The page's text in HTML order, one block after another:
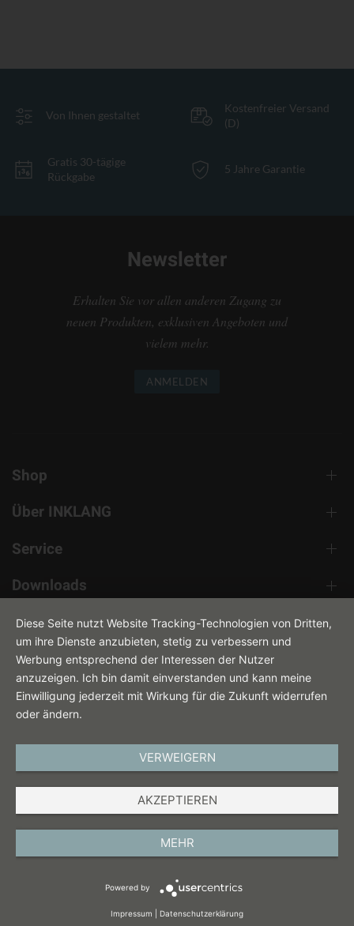
Von Ihnen gestaltet
Kostenfreier Versand
(D)
Gratis 30-tägige
Rückgabe
5 Jahre Garantie
Newsletter
Erhalten Sie vor allen anderen Zugang zu
neuen Produkten, exklusiven Angeboten und
vielem mehr.
ANMELDEN
Shop
Über INKLANG
Service
Downloads
Kontakt
Diese Seite nutzt Website Tracking-Technologien von Dritten,
um ihre Dienste anzubieten, stetig zu verbessern und
Werbung entsprechend der Interessen der Nutzer
anzuzeigen. Ich bin damit einverstanden und kann meine
Einwilligung jederzeit mit Wirkung für die Zukunft widerrufen
oder ändern.
VERWEIGERN
AKZEPTIEREN
MEHR
Powered by
Impressum Datenschutzerklärung